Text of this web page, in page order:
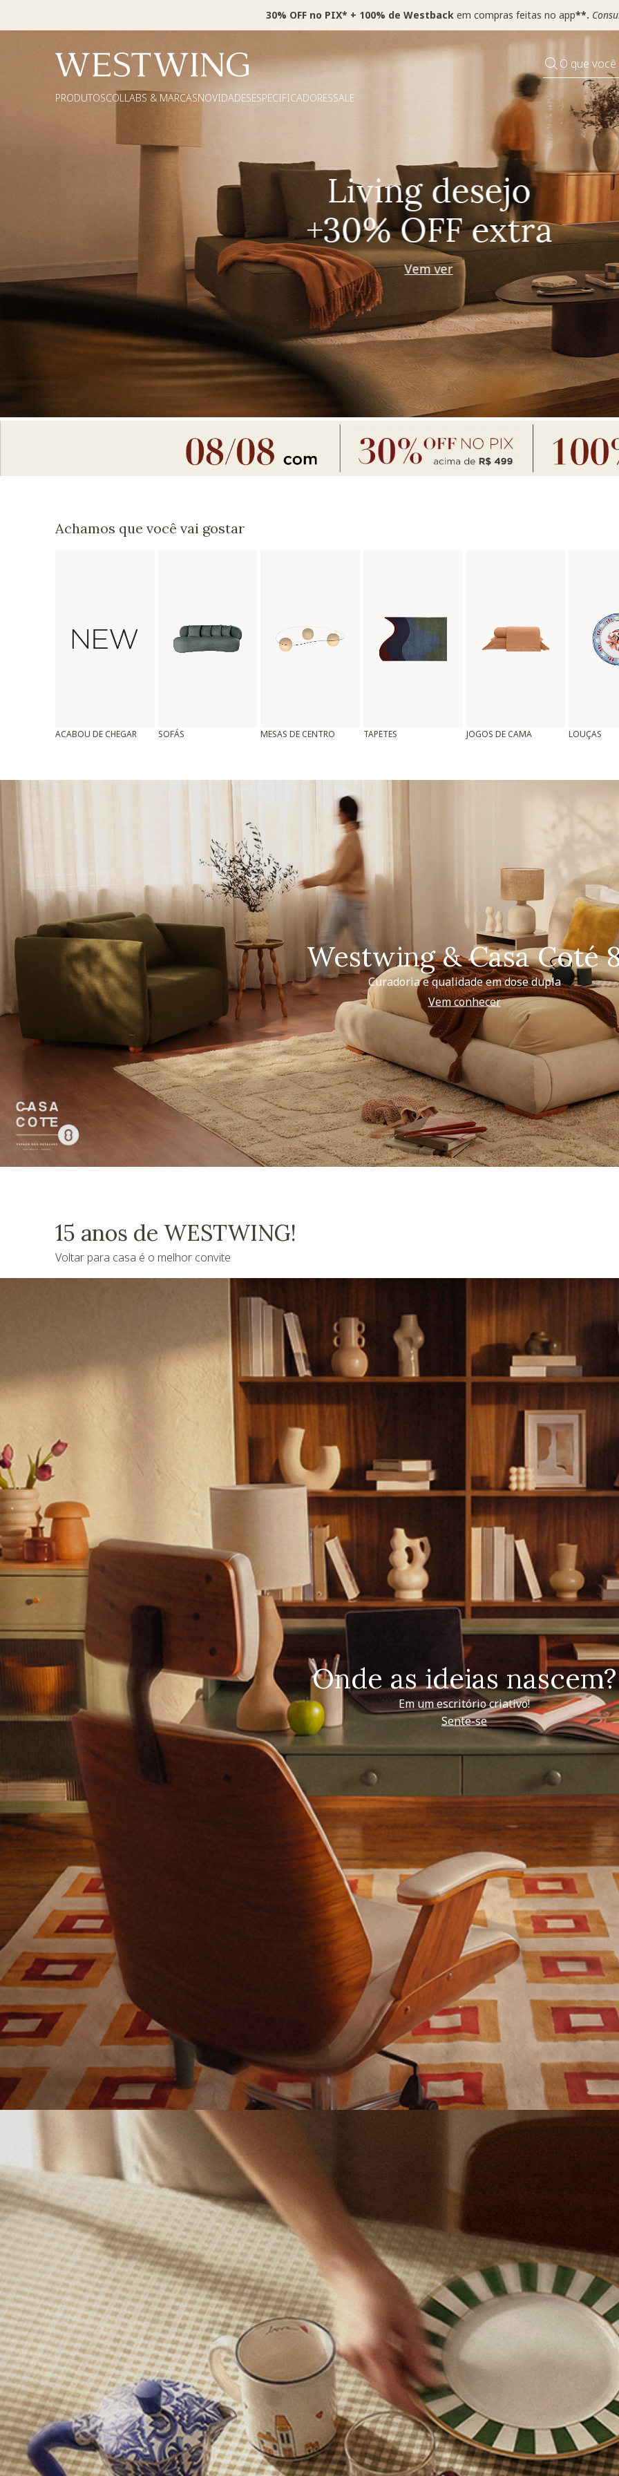
30% OFF no PIX* + 100% de Westback em compras feitas no app**.
O que
PRODUTOSCOLLABS & MARCASNOVIDADESESPECIFICADORESSALE
Pequenos rituais
Grandes mudanças
Decorar
Achamos que você vai gostar
ACABOU DE CHEGAR SOFÁS MESAS DE CENTRO TAPETES JOGOS DE CAMA LOUÇAS
Westwing & Casa Coté
Curadoria e qualidade em dose dupla
Vem conhecer
15 anos de WESTWING!
Voltar para casa é o melhor convite
Onde as ideias nascem?
Em um escritório criativo!
Sente-se